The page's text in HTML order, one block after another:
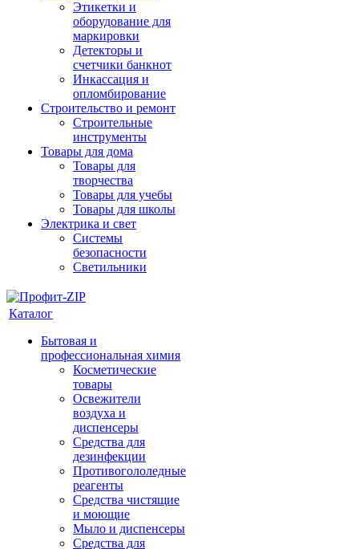
Этикетки и
оборудование для
маркировки
Детекторы и
счетчики банкнот
Инкассация и
опломбирование
Строительство и ремонт
Строительные
инструменты
Товары для дома
Товары для
творчества
Товары для учебы
Товары для школы
Электрика и свет
Системы
безопасности
Светильники
Каталог
Бытовая и
профессиональная химия
Косметические
товары
Освежители
воздуха и
диспенсеры
Средства для
дезинфекции
Противогололедные
реагенты
Средства чистящие
и моющие
Мыло и диспенсеры
Средства для